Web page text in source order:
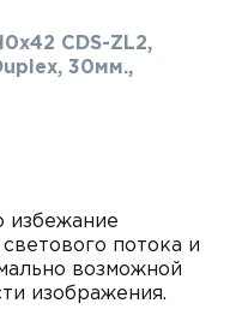
CDS-ZL2,
30мм.,
избежание
потока и
возможной
изображения.